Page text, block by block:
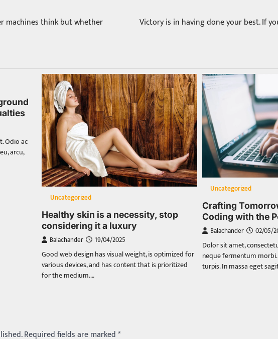
machines think but whether
Victory is in having done your best. If
Odio ac
arcu,
Uncategorized
Healthy skin is a necessity, stop
considering it a luxury
Balachander
19/04/2025
Good web design has visual weight, is optimized for
various devices, and has content that is prioritized
for the medium.…
Uncategorized
Crafting
Coding with the
Balachander
02/05/
Dolor sit amet,
neque fermentum morbi.
turpis. In massa eget
Required fields are marked*